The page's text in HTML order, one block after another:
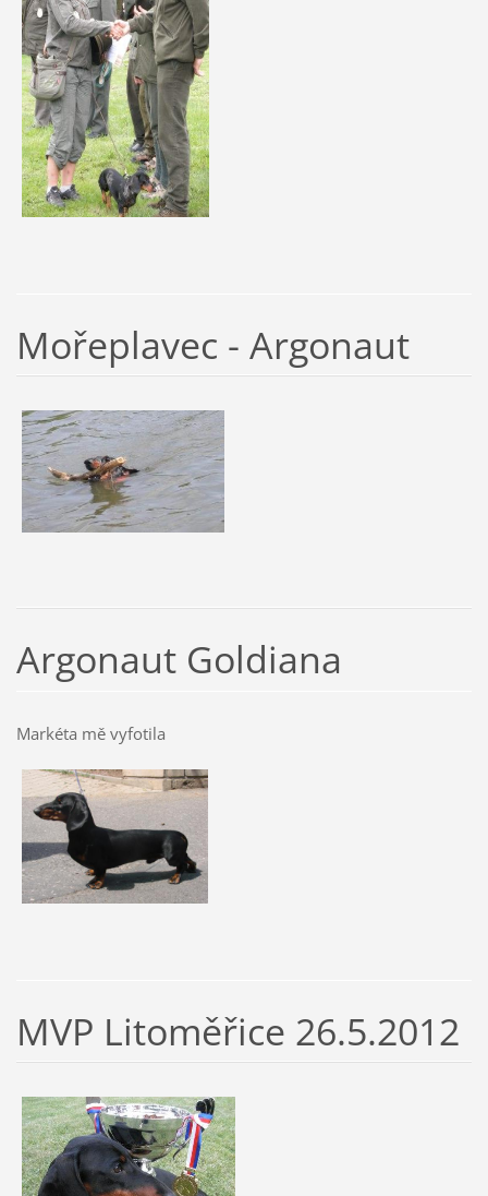
Mořeplavec - Argonaut
Argonaut Goldiana
Markéta mě vyfotila
MVP Litoměřice 26.5.2012